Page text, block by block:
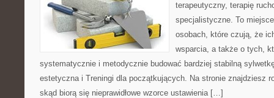
terapeutyczny, terapię
specjalistyczne. To
osobach, które czują, że
wsparcia, a także o tych,
systematycznie i metodycznie budować bardziej stabilną
estetyczna i Treningi dla początkujących. Na stronie znajdziesz
skąd biorą się nieprawidłowe wzorce ustawienia […]